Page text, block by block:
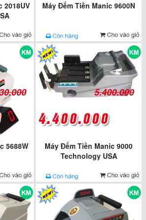
2018UV
Máy Đếm Tiền Manic 9600N
5688W
5.400.000
Máy Đếm Tiền Manic 9000
Technology USA